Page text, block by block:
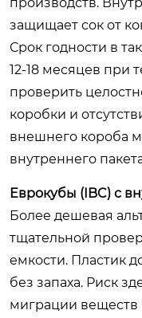
защищает сок от
Срок годности в
12-18 месяцев при
проверить
коробки и
внешнего короба
внутреннего
Еврокубы (IBC) с
Более дешевая
тщательной
емкости. Пластик
без запаха. Риск
миграции веществ